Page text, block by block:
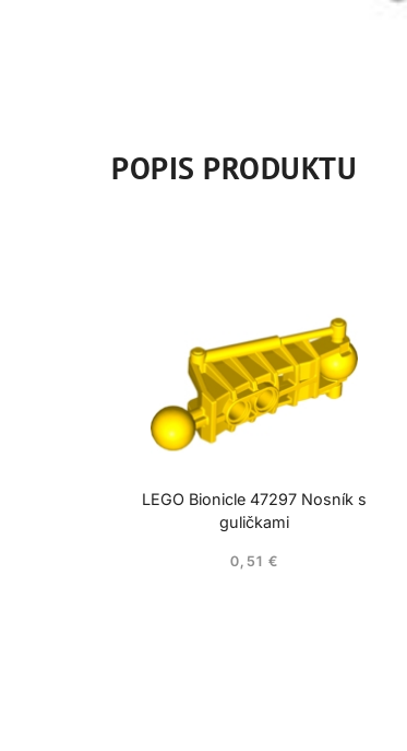
POPIS PRODUKTU
LEGO Bionicle 47297 Nosník s
guličkami
0,51€